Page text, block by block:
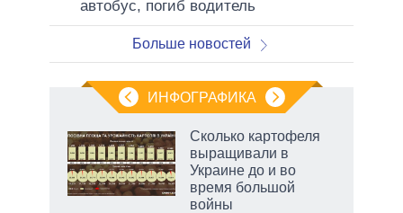
автобус, погиб водитель
Больше новостей
ИНФОГРАФИКА
Сколько картофеля
выращивали в
Украине до и во
время большой
войны